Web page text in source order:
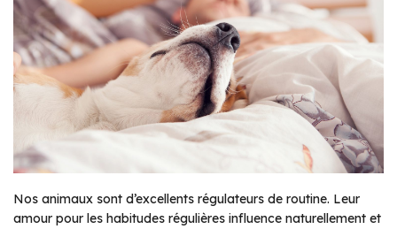
Nos animaux sont d’excellents régulateurs de routine. Leur
amour pour les habitudes régulières influence naturellement et